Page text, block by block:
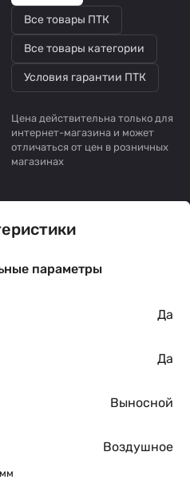
Все товары ПТК
Все товары категории
Условия гарантии ПТК
Цена действительна только для
интернет-магазина и может
отличаться от цен в розничных
магазинах
параметры
Да
Да
Выносной
Воздушное